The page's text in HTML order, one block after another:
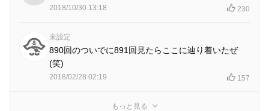
2018/10/30 13:18 230
未設定
890回のついでに891回見たらここに辿り着いたぜ
(笑)
2018/02/28 02:19 157
もっと見る